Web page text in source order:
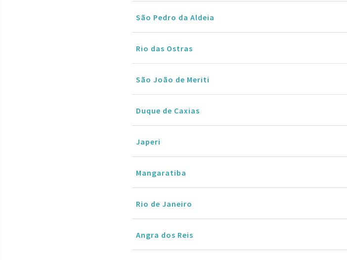
São Pedro da Aldeia
Rio das Ostras
São João de Meriti
Duque de Caxias
Japeri
Mangaratiba
Rio de Janeiro
Angra dos Reis